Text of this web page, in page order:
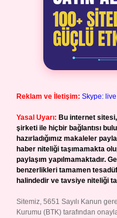
Reklam ve İletişim: Skype:
Yasal Uyarı: Bu internet
şirketi ile hiçbir bağlantısı
hazırladığımız makaleler
haber niteliği taşımamakta
paylaşım yapılmamaktadır.
benzerlikleri tamamen
halindedir ve tavsiye niteliği
Sitemiz, 5651 Sayılı Kanun
Kurumu (BTK) tarafından